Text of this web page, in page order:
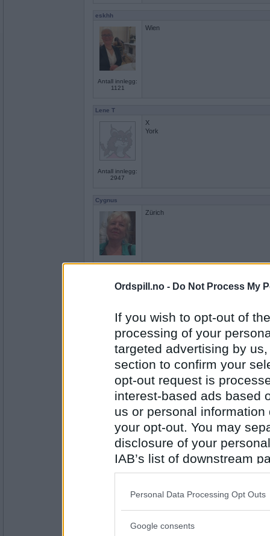
Ordspill.no - Do Not Process My
If you wish to opt-out of
processing of your
targeted advertising by
section to confirm your
opt-out request is
interest-based ads based
us or personal
your opt-out. You may
disclosure of your
IAB’s list of downstream
also be disclosed by us
Downstream Participants
Please note that this
Personal Data Processing Opt Outs
Google consents
eskhh
Antall innlegg:
1121
Wien
Lene T
Antall innlegg:
2947
X
York
Cygnus
Antall innlegg:
Zürich
Antall innlegg:
2947
Øystre Slidre
Cygnus
44845
Ålborg
Aidensfield